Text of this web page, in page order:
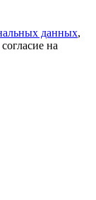
данных,
на